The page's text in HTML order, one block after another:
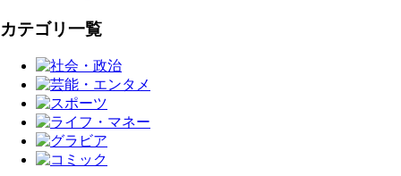
カテゴリ一覧